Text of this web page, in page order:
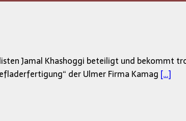
Jamal Khashoggi beteiligt und bekommt
der Ulmer Firma Kamag […]